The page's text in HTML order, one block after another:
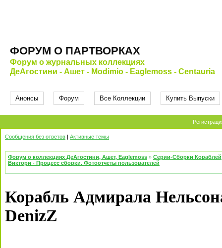
ФОРУМ О ПАРТВОРКАХ
Форум о журнальных коллекциях
ДеАгостини - Ашет - Modimio - Eaglemoss - Centauria
Анонсы Форум Все Коллекции Купить Выпуски
Сообщения без ответов | Активные темы
Форум о коллекциях ДеАгостини, Ашет, Eaglemoss » Серии-Сборки Кораблей
Виктори - Процесс сборки, Фотоотчеты пользователей
Корабль Адмирала
DenizZ